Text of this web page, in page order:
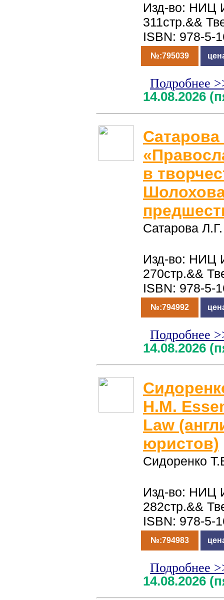
Изд-во: НИЦ
311стр.&&
ISBN: 978-5-
№:795039
Подробнее
14.08.2026
Сатарова
в
Сатарова Л.Г.
Изд-во: НИЦ
270стр.&&
ISBN: 978-5-
№:794992
Подробнее
14.08.2026
Н.М.
Law
юристов)
Сидоренко
Изд-во: НИЦ
282стр.&&
ISBN: 978-5-
№:794983
Подробнее
14.08.2026